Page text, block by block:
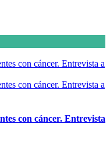
con cáncer. Entrevista